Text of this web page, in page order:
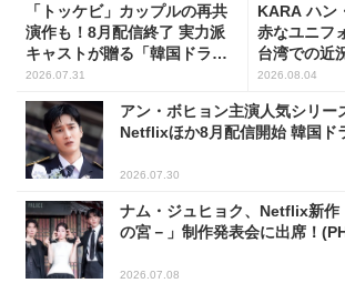
「トッケビ」カップルの再共
演作も！8月配信終了 実力派
キャストが贈る「韓国ドラ
マ」5選
2026.07.31
KARA ハン
赤なユニフ
台湾での近
2026.08.04
アン・ボヒョン主演人気シリー
Netflixほか8月配信開始 韓国ド
2026.07.30
ナム・ジュヒョク、Netflix新作
の宮－」制作発表会に出席！
2026.07.08